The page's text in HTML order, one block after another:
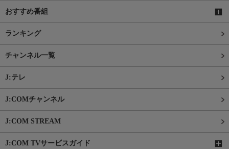
おすすめ番組
ランキング
チャンネル一覧
J:テレ
J:COMチャンネル
J:COM STREAM
J:COM TVサービスガイド